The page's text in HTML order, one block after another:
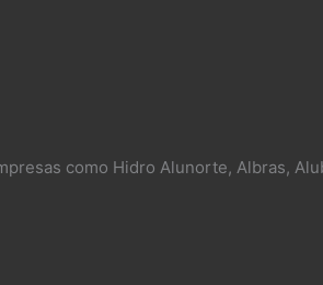
como Hidro Alunorte, Albras,